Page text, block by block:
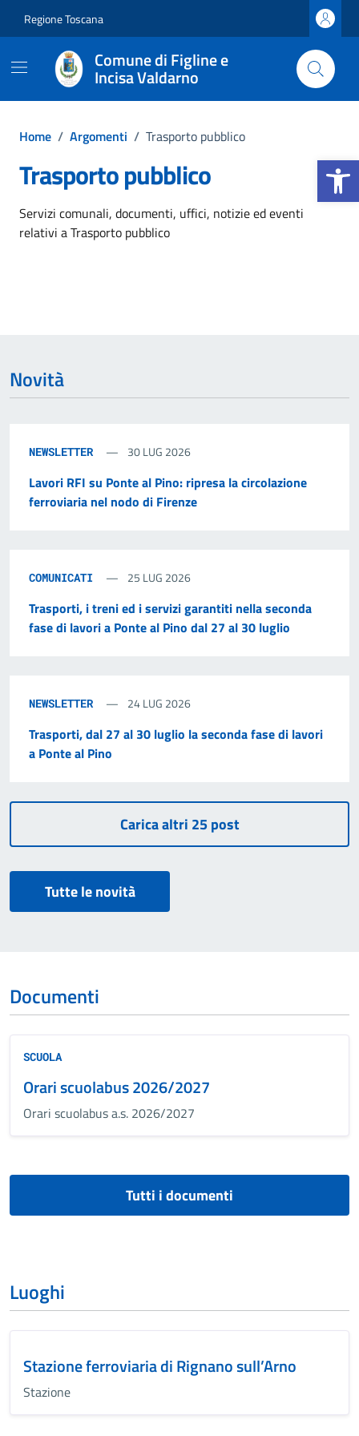
Apri la
Regione Toscana
Comune di Figline e
Incisa Valdarno
Home / Argomenti / Trasporto pubblico
Trasporto pubblico
Dettagli dell'argomento
Servizi comunali, documenti, uffici, notizie ed eventi
relativi a Trasporto pubblico
Novità
NEWSLETTER 30 LUG 2026
Lavori RFI su Ponte al Pino: ripresa la circolazione
ferroviaria nel nodo di Firenze
COMUNICATI 25 LUG 2026
Trasporti, i treni ed i servizi garantiti nella seconda
fase di lavori a Ponte al Pino dal 27 al 30 luglio
NEWSLETTER 24 LUG 2026
Trasporti, dal 27 al 30 luglio la seconda fase di lavori
a Ponte al Pino
Tutte le novità
Documenti
SCUOLA
Orari scuolabus 2026/2027
Orari scuolabus a.s. 2026/2027
Tutti i documenti
Luoghi
Stazione ferroviaria di Rignano sull’Arno
Stazione